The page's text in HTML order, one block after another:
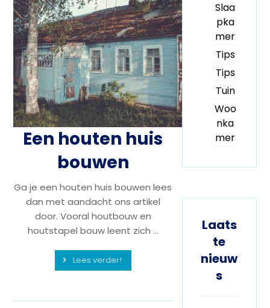
Een houten huis
bouwen
Ga je een houten huis bouwen lees
dan met aandacht ons artikel
door. Vooral houtbouw en
houtstapel bouw leent zich ...
Lees verder!
Slaa
pka
mer
Tips
Tips
Tuin
Woo
nka
mer
Laats
te
nieuw
s